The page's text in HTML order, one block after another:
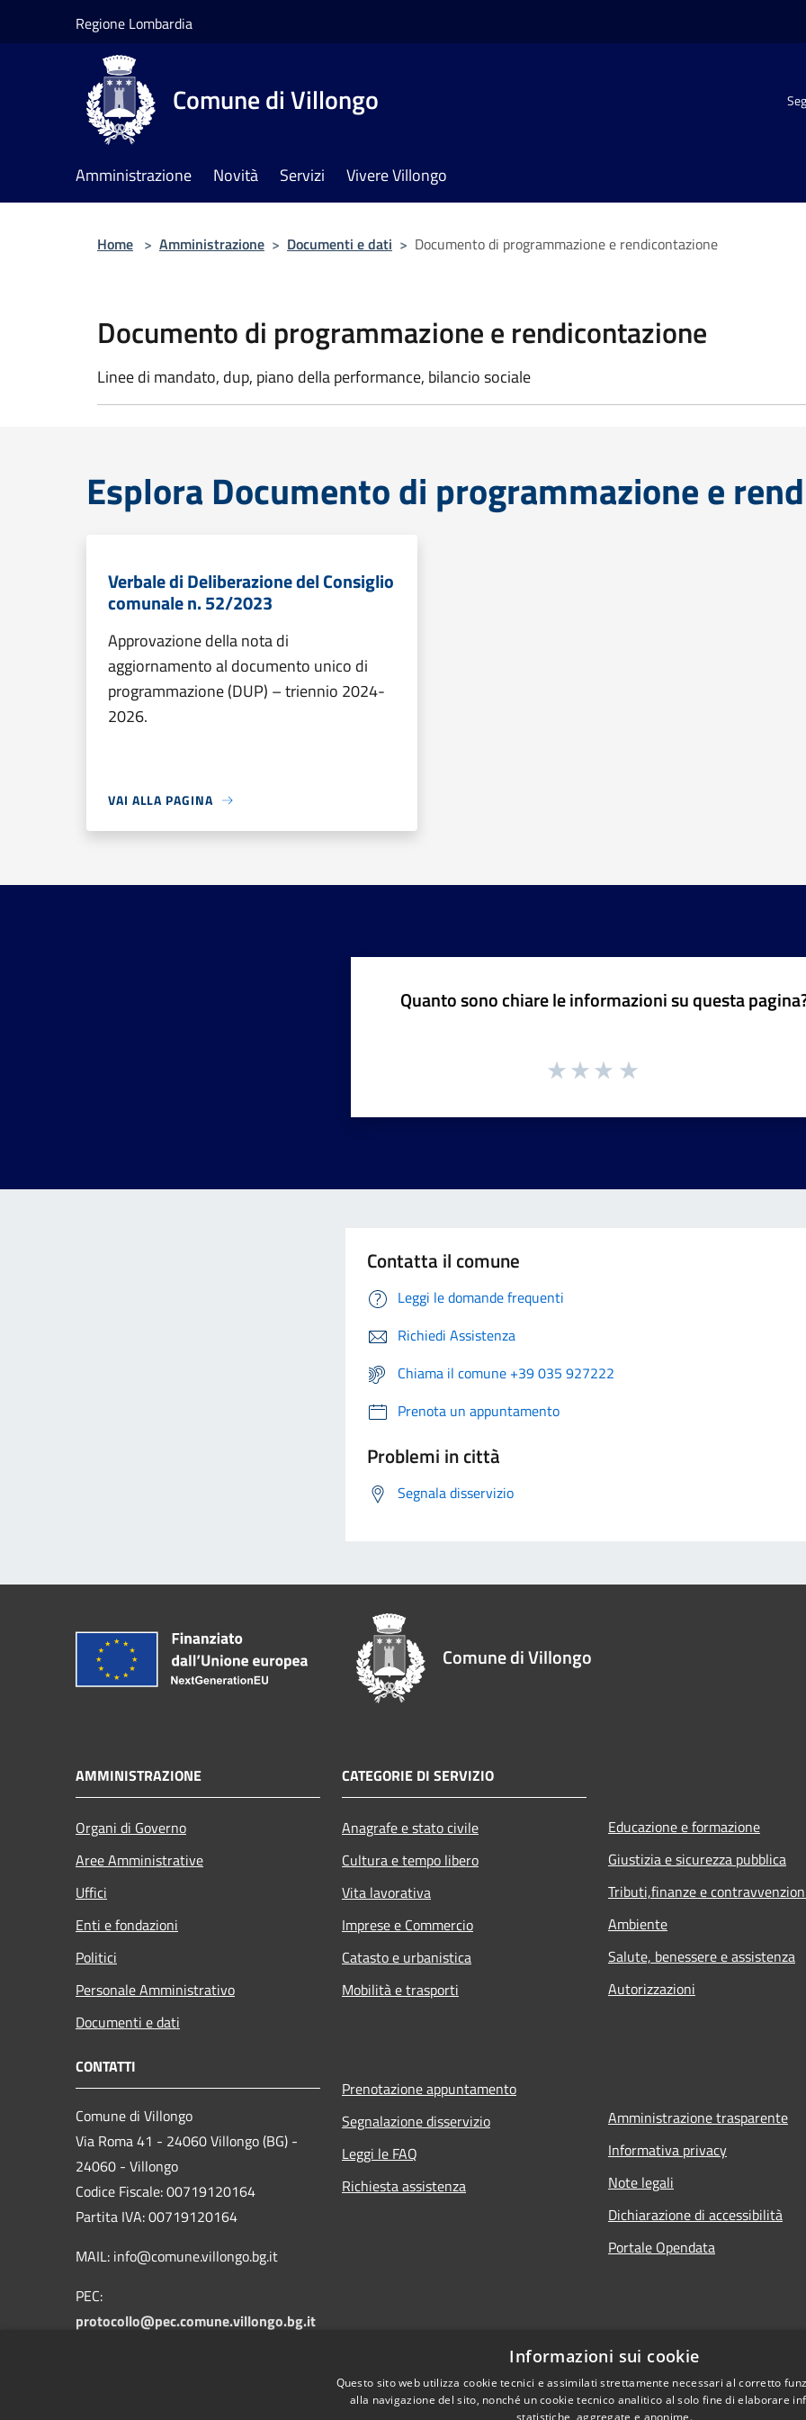
Regione Lombardia
Comune di Villongo
Amministrazione Novità Servizi Vivere Villongo
Home > Amministrazione > Documenti e dati > Documento di programmazione e rendicontazione
Documento di programmazione e rendicontazione
Linee di mandato, dup, piano della performance, bilancio sociale
Esplora Documento di programmazione e
Verbale di Deliberazione del Consiglio
comunale n. 52/2023
Approvazione della nota di
aggiornamento al documento unico di
programmazione (DUP) – triennio 2024-
2026.
VAI ALLA PAGINA
Quanto sono chiare le informazioni su questa
Contatta il comune
Leggi le domande frequenti
Richiedi Assistenza
Chiama il comune +39 035 927222
Prenota un appuntamento
Problemi in città
Segnala disservizio
Comune di Villongo
AMMINISTRAZIONE
Organi di Governo
Aree Amministrative
Uffici
Enti e fondazioni
Politici
Personale Amministrativo
Documenti e dati
CATEGORIE DI SERVIZIO
Anagrafe e stato civile
Cultura e tempo libero
Vita lavorativa
Imprese e Commercio
Catasto e urbanistica
Mobilità e trasporti
Educazione e formazione
Giustizia e sicurezza pubblica
Tributi,finanze e
Ambiente
Salute, benessere e assistenza
Autorizzazioni
CONTATTI
Comune di Villongo
Via Roma 41 - 24060 Villongo (BG) -
24060 - Villongo
Codice Fiscale: 00719120164
Partita IVA: 00719120164
MAIL: info@comune.villongo.bg.it
PEC:
protocollo@pec.comune.villongo.bg.it
Prenotazione appuntamento
Segnalazione disservizio
Leggi le FAQ
Richiesta assistenza
Amministrazione trasparente
Informativa privacy
Note legali
Dichiarazione di accessibilità
Portale Opendata
Informazioni sui cookie
Questo sito web utilizza cookie tecnici e assimilati strettamente necessari al corretto
alla navigazione del sito, nonché un cookie tecnico analitico al solo fine di elaborare
statistiche, aggregate e anonime.